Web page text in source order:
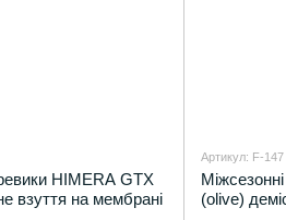
HIMERA GTX
взуття на мембрані
Артикул: F-147
(olive)